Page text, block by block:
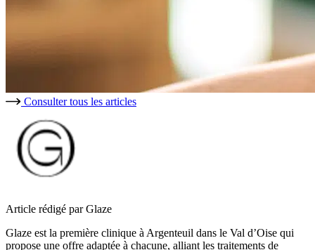
Consulter tous les articles
Article rédigé par Glaze
Glaze est la première clinique à Argenteuil dans le Val d’Oise qui
propose une offre adaptée à chacune, alliant les traitements de